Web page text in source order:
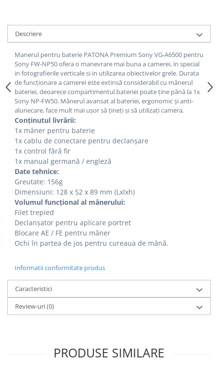
Blițuri și lumini foto/video
Cablu date
tableta
Telefoane mobile
Casti
Telefoane mobile
Custi aparate foto-video
Incarcatoare auto
Telefoane mobile
Descriere
Manerul pentru baterie PATONA Premium Sony VG-A6500 pentru
Sony FW-NP50 ofera o manevrare mai buna a camerei, in special
in fotografierile verticale si in utilizarea obiectivelor grele. Durata
de funcționare a camerei este extinsă considerabil cu mânerul
bateriei, deoarece compartimentul bateriei poate ține până la 1x
Sony NP-FW50. Mânerul avansat al bateriei, ergonomic și anti-
alunecare, face mult mai ușor să țineți și să utilizați camera.
Conținutul livrării:
1x mâner pentru baterie
1x cablu de conectare pentru declanșare
1x control fără fir
1x manual germană / engleză
Date tehnice:
Greutate: 156g
Dimensiuni: 128 x 52 x 89 mm (Lxlxh)
Volumul funcțional al mânerului:
Filet trepied
Declanșator pentru aplicare portret
Blocare AE / FE pentru mâner
Ochi în partea de jos pentru cureaua de mână.
Informatii conformitate produs
Caracteristici
Review-uri(0)
PRODUSE SIMILARE